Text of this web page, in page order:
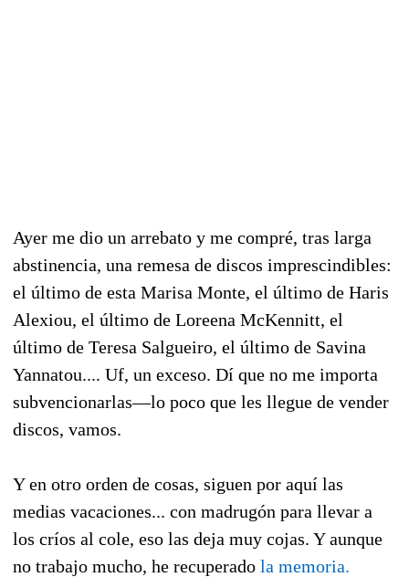
Ayer me dio un arrebato y me compré, tras larga
abstinencia, una remesa de discos imprescindibles:
el último de esta Marisa Monte, el último de Haris
Alexiou, el último de Loreena McKennitt, el
último de Teresa Salgueiro, el último de Savina
Yannatou.... Uf, un exceso. Dí que no me importa
subvencionarlas—lo poco que les llegue de vender
discos, vamos.
Y en otro orden de cosas, siguen por aquí las
medias vacaciones... con madrugón para llevar a
los críos al cole, eso las deja muy cojas. Y aunque
no trabajo mucho, he recuperado la memoria.